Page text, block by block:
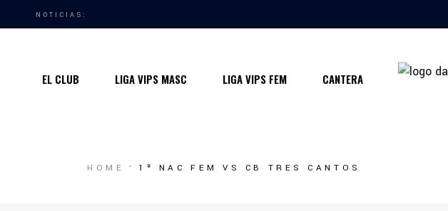
NOTICIAS:
EL CLUB
Quiénes somos
LIGA VIPS MASC LIGA VIPS FEM CANTERA
Contacto
HOME 1ª NAC FEM VS CB TRES CANTOS